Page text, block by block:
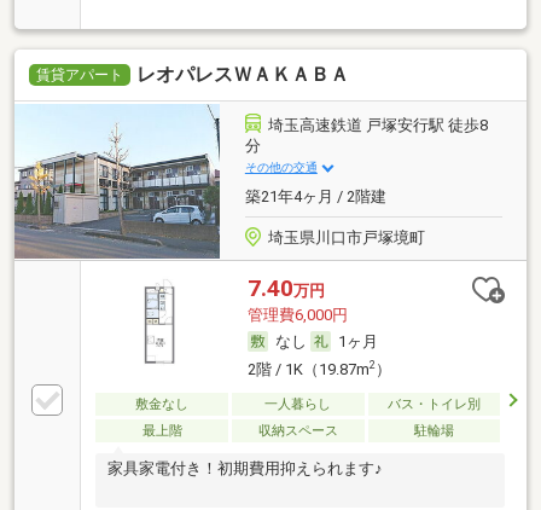
賃貸アパート レオパレスＷＡＫＡＢＡ
埼玉高速鉄道 戸塚安行駅 徒歩8
分
その他の交通
築21年4ヶ月 / 2階建
埼玉県川口市戸塚境町
7.40万円
管理費6,000円
なし
1ヶ月
2階 / 1K（19.87m2）
敷金なし 一人暮らし
バス・トイレ別
最上階
収納スペース 駐輪場
家具家電付き！初期費用抑えられます♪